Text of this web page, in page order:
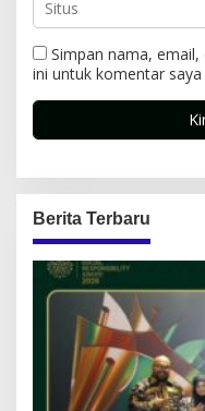
Simpan nama,
ini untuk komentar saya
Berita Terbaru